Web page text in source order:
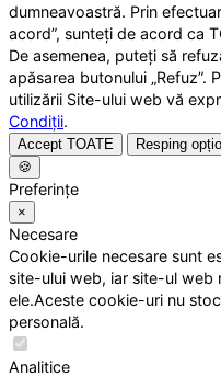
dumneavoastră. Prin
acord”, sunteți de acord ca
De asemenea, puteți să
apăsarea butonului „Refuz”.
utilizării Site-ului web vă
Condiții.
Accept TOATE Resping
🍪
Preferințe
×
Necesare
Cookie-urile necesare sunt
site-ului web, iar site-ul web
ele.Aceste cookie-uri nu
personală.
Analitice